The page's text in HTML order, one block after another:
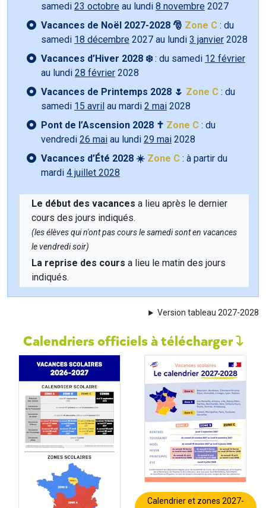
samedi 23 octobre au lundi 8 novembre 2027
Vacances de Noël 2027-2028 🎅 Zone C : du
samedi 18 décembre 2027 au lundi 3 janvier 2028
Vacances d’Hiver 2028 ❄️: du samedi 12 février
au lundi 28 février 2028
Vacances de Printemps 2028 🌷 Zone C : du
samedi 15 avril au mardi 2 mai 2028
Pont de l’Ascension 2028 ✝️ Zone C : du
vendredi 26 mai au lundi 29 mai 2028
Vacances d’Été 2028 ☀️ Zone C : à partir du
mardi 4 juillet 2028
Le début des vacances a lieu après le dernier
cours des jours indiqués.
(les élèves qui n'ont pas cours le samedi sont en vacances
le vendredi soir)
La reprise des cours a lieu le matin des jours
indiqués.
Version tableau 2027-2028
Calendriers officiels à télécharger
Calendrier et zones 2027-